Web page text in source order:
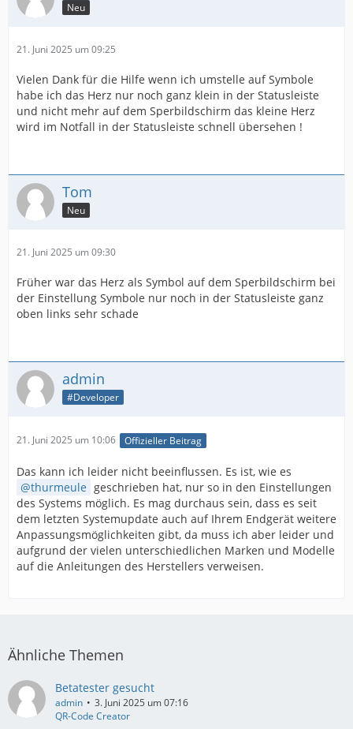
Neu
21. Juni 2025 um 09:25
Vielen Dank für die Hilfe wenn ich umstelle auf Symbole
habe ich das Herz nur noch ganz klein in der Statusleiste
und nicht mehr auf dem Sperbildschirm das kleine Herz
wird im Notfall in der Statusleiste schnell übersehen !
Tom
Neu
21. Juni 2025 um 09:30
Früher war das Herz als Symbol auf dem Sperbildschirm bei
der Einstellung Symbole nur noch in der Statusleiste ganz
oben links sehr schade
admin
#Developer
21. Juni 2025 um 10:06 Offizieller Beitrag
Das kann ich leider nicht beeinflussen. Es ist, wie es
thurmeule geschrieben hat, nur so in den Einstellungen
des Systems möglich. Es mag durchaus sein, dass es seit
dem letzten Systemupdate auch auf Ihrem Endgerät weitere
Anpassungsmöglichkeiten gibt, da muss ich aber leider und
aufgrund der vielen unterschiedlichen Marken und Modelle
auf die Anleitungen des Herstellers verweisen.
Ähnliche Themen
Betatester gesucht
admin
3. Juni 2025 um 07:16
QR-Code Creator